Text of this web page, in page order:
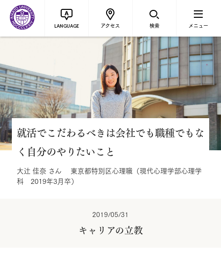
LANGUAGE アクセス 検索 メニュー
就活でこだわるべきは会社でも職種でもな
く自分のやりたいこと
大辻 佳奈 さん 東京都特別区心理職（現代心理学部心理学
科 2019年3月卒）
2019/05/31
キャリアの立教